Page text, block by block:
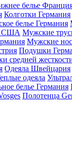
белье
Колготки Германия
белье Германия
США Мужские
Мужские
Подушки
средней
Одеяла Швейцария
одеяла
белье Германия
Полотенца